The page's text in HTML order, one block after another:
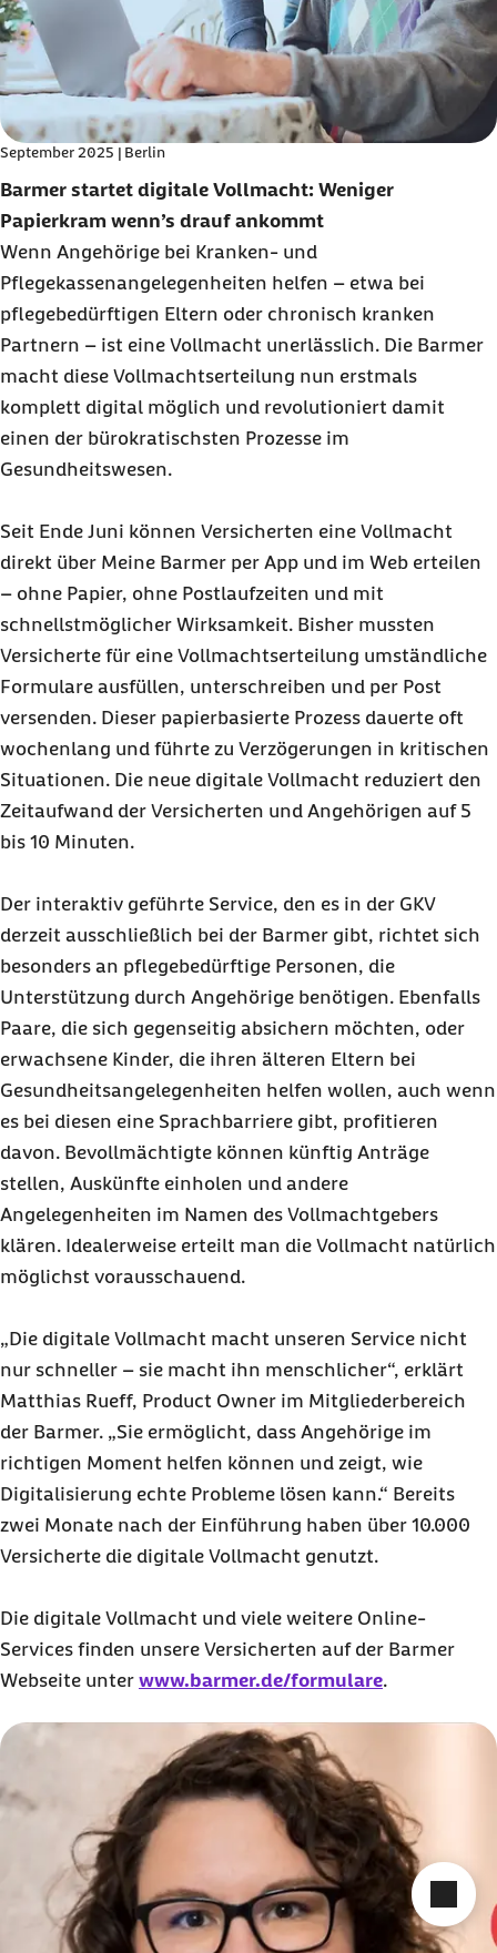
September 2025 | Berlin
Barmer startet digitale Vollmacht: Weniger
Papierkram wenn’s drauf ankommt
Wenn Angehörige bei Kranken- und
Pflegekassenangelegenheiten helfen – etwa bei
pflegebedürftigen Eltern oder chronisch kranken
Partnern – ist eine Vollmacht unerlässlich. Die Barmer
macht diese Vollmachtserteilung nun erstmals
komplett digital möglich und revolutioniert damit
einen der bürokratischsten Prozesse im
Gesundheitswesen.
Seit Ende Juni können Versicherten eine Vollmacht
direkt über Meine Barmer per App und im Web erteilen
– ohne Papier, ohne Postlaufzeiten und mit
schnellstmöglicher Wirksamkeit. Bisher mussten
Versicherte für eine Vollmachtserteilung umständliche
Formulare ausfüllen, unterschreiben und per Post
versenden. Dieser papierbasierte Prozess dauerte oft
wochenlang und führte zu Verzögerungen in kritischen
Situationen. Die neue digitale Vollmacht reduziert den
Zeitaufwand der Versicherten und Angehörigen auf 5
bis 10 Minuten.
Der interaktiv geführte Service, den es in der GKV
derzeit ausschließlich bei der Barmer gibt, richtet sich
besonders an pflegebedürftige Personen, die
Unterstützung durch Angehörige benötigen. Ebenfalls
Paare, die sich gegenseitig absichern möchten, oder
erwachsene Kinder, die ihren älteren Eltern bei
Gesundheitsangelegenheiten helfen wollen, auch wenn
es bei diesen eine Sprachbarriere gibt, profitieren
davon. Bevollmächtigte können künftig Anträge
stellen, Auskünfte einholen und andere
Angelegenheiten im Namen des Vollmachtgebers
klären. Idealerweise erteilt man die Vollmacht natürlich
möglichst vorausschauend.
„Die digitale Vollmacht macht unseren Service nicht
nur schneller – sie macht ihn menschlicher“, erklärt
Matthias Rueff, Product Owner im Mitgliederbereich
der Barmer. „Sie ermöglicht, dass Angehörige im
richtigen Moment helfen können und zeigt, wie
Digitalisierung echte Probleme lösen kann.“ Bereits
zwei Monate nach der Einführung haben über 10.000
Versicherte die digitale Vollmacht genutzt.
Die digitale Vollmacht und viele weitere Online-
Services finden unsere Versicherten auf der Barmer
Webseite unter www.barmer.de/formulare.